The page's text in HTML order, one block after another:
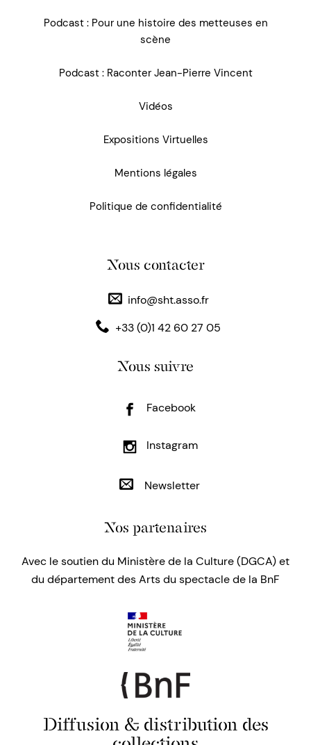
Podcast : Pour une histoire des metteuses en
scène
Podcast : Raconter Jean-Pierre Vincent
Vidéos
Expositions Virtuelles
Mentions légales
Politique de confidentialité
Nous contacter
info@sht.asso.fr
+33 (0)1 42 60 27 05
Nous suivre
Facebook
Instagram
Newsletter
Nos partenaires
Avec le soutien du Ministère de la Culture (DGCA) et
du département des Arts du spectacle de la BnF
Diffusion & distribution des